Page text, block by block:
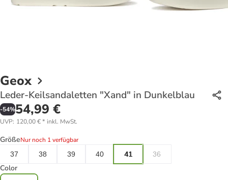
Geox
Leder-Keilsandaletten "Xand" in Dunkelblau
-54%54,99 €
UVP: 120,00 €* inkl. MwSt.
GrößeNur noch 1 verfügbar
37
38 39 40 41 36
Color